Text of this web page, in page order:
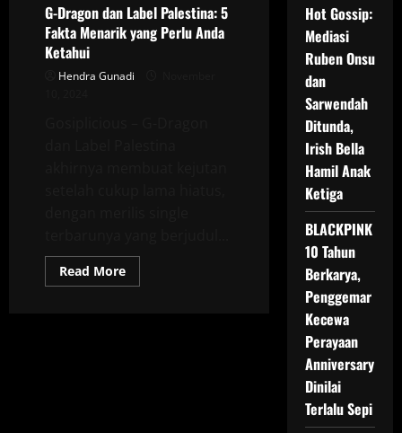
G-Dragon dan Label Palestina: 5
Fakta Menarik yang Perlu Anda
Ketahui
Hendra Gunadi
Read MoreRead
more
Hot Gossip:
Mediasi
Ruben Onsu
dan
Sarwendah
Ditunda,
Irish Bella
Hamil Anak
Ketiga
BLACKPINK
10 Tahun
Berkarya,
Penggemar
Kecewa
Perayaan
Anniversary
Dinilai
Terlalu Sepi